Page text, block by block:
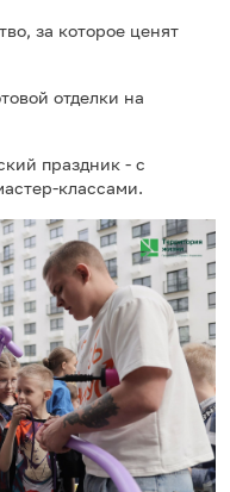
за которое ценят
отделки на
праздник - с
классами.